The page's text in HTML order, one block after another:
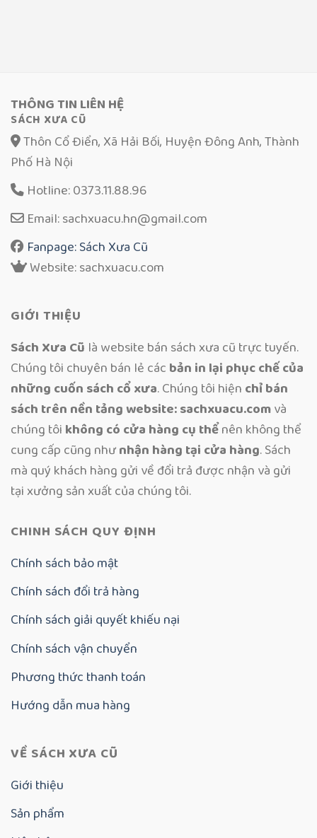
THÔNG TIN LIÊN HỆ
SÁCH XƯA CŨ
Thôn Cổ Điển, Xã Hải Bối, Huyện Đông Anh, Thành
Phố Hà Nội
Hotline: 0373.11.88.96
Email: sachxuacu.hn@gmail.com
Fanpage: Sách Xưa Cũ
Website: sachxuacu.com
GIỚI THIỆU
Sách Xưa Cũ là website bán sách xưa cũ trực tuyến.
Chúng tôi chuyên bán lẻ các bản in lại phục chế của
những cuốn sách cổ xưa. Chúng tôi hiện chỉ bán
sách trên nền tảng website: sachxuacu.comvà
chúng tôi không có cửa hàng cụ thểnên không thể
cung cấp cũng nhưnhận hàng tại cửa hàng. Sách
mà quý khách hàng gửi về đổi trả được nhận và gửi
tại xưởng sản xuất của chúng tôi.
CHINH SÁCH QUY ĐỊNH
Chính sách bảo mật
Chính sách đổi trả hàng
Chính sách giải quyết khiếu nại
Chính sách vận chuyển
Phương thức thanh toán
Hướng dẫn mua hàng
VỀ SÁCH XƯA CŨ
Giới thiệu
Sản phẩm